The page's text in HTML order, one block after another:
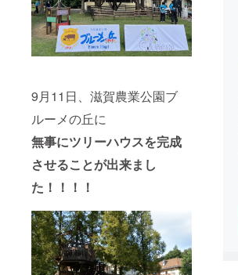
9月11日、滋賀農業公園ブ
ルーメの丘に
無事にツリーハウスを完成
させることが出来まし
た！！！！